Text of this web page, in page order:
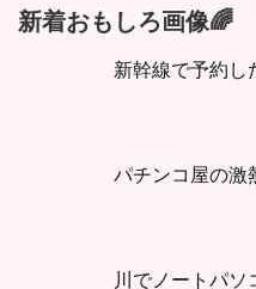
新着おもしろ画像🌈
新幹線で予約し
パチンコ屋の激
川でノートパソ